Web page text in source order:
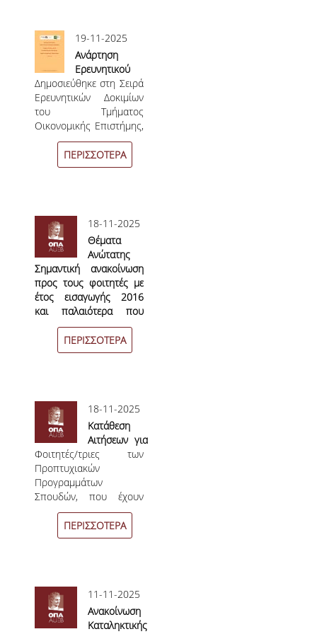
Ε.Τ.Ε.Π
ΔΙΟΙΚΗΤΙΚΟ ΠΡΟΣΩΠΙΚΟ
ΜΗΤΡΩΑ
ΠΡΟΠΤΥΧΙΑΚΕΣ ΣΠΟΥΔΕΣ
ΜΑΘΗΜΑΤΑ ΠΡΟΓΡΑΜΜΑΤΟΣ ΣΠΟΥΔΩΝ
ΜΑΘΗΜΑΤΑ ΕΛΕΥΘΕΡΗΣ ΕΠΙΛΟΓΗΣ ΑΠΟ
ΑΛΛΑ ΤΜΗΜΑΤΑ
ΔΗΛΩΣΕΙΣ ΜΑΘΗΜΑΤΩΝ
ΠΡΟΓΡΑΜΜΑ ERASMUS+
ΑΝΑΚΟΙΝΩΣΕΙΣ ΠΡΑΚΤΙΚΗΣ ΑΣΚΗΣΗΣ
ΚΑΘΗΓΗΤΕΣ-ΣΥΜΒΟΥΛΟΙ ΣΠΟΥΔΩΝ
ΒΕΒΑΙΩΣΗ ΓΝΩΣΗΣ ΠΛΗΡΟΦΟΡΙΚΗΣ ΚΑΙ
ΧΕΙΡΙΣΜΟΥ Η.Υ.
ΠΡΟΓΡΑΜΜΑ ΣΠΟΥΔΩΝ ΣΤΙΣ ΕΠΙΣΤΗΜΕΣ
ΤΗΣ ΑΓΩΓΗΣ ΚΑΙ ΤΗΣ ΕΚΠΑΙΔΕΥΣΗΣ
19-11-2025
Ανάρτηση
Ερευνητικού
Δοκιμίου no
20/25
Δημοσιεύθηκε στη Σειρά
Ερευνητικών Δοκιμίων
του Τμήματος
Οικονομικής Επιστήμης,
το Ερευνητικό
Δοκίμιο no 20/25 με
τίτλο "On Robust
Δεμίρη.
ΠΕΡΙΣΣΟΤΕΡΑ
18-11-2025
Θέματα
Aνώτατης
Διάρκειας
Φοίτησης
Σημαντική ανακοίνωση
προς τους φοιτητές με
έτος εισαγωγής 2016
και παλαιότερα που
αφορά θέματα ανώτατης
διάρκειας φοίτησης.
ΠΕΡΙΣΣΟΤΕΡΑ
18-11-2025
Κατάθεση
Αιτήσεων για
την Κατ'
Εξαίρεση
Υπέρβαση
της Ανώτατης
Διάρκειας
Φοίτησης για
Σοβαρούς
Φοιτητές/τριες των
Προπτυχιακών
Προγραμμάτων
Σπουδών, που έχουν
υπερβεί το ανώτατο
όριο φοίτησης, (όπως
ορίζεται στα άρθρα 130
με έτος εισαγωγής έως
και το ακαδ. έτος 2016-
17 με σοβαρούς λόγους
ΠΕΡΙΣΣΟΤΕΡΑ
11-11-2025
Ανακοίνωση
Καταληκτικής